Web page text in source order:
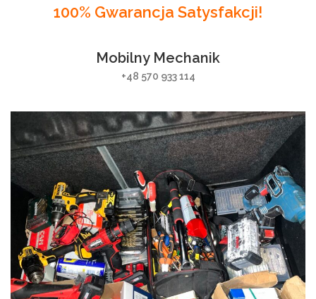
100% Gwarancja Satysfakcji!
Mobilny Mechanik
+48 570 933 114